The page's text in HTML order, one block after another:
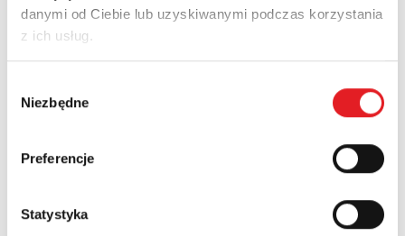
danymi od Ciebie lub uzyskiwanymi podczas korzystania
z ich usług.
zgody
Niezbędne
Preferencje
Statystyka
Nazwa firmy:
Województwo: